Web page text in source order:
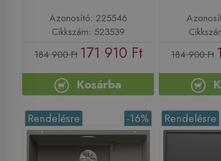
Azonosító: 225546
Cikkszám: 523539
184 900 Ft 171 910 Ft
Kosárba
184 900 Ft
-16%
Rendelésre Rendelésre